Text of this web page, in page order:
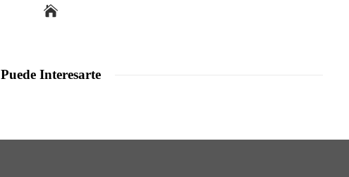
Puede Interesarte